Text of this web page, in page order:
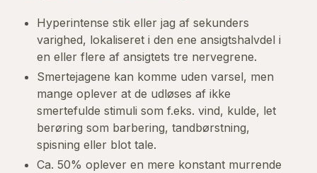
Hyperintense stik eller jag af sekunders
varighed, lokaliseret i den ene ansigtshalvdel i
en eller flere af ansigtets tre nervegrene.
Smertejagene kan komme uden varsel, men
mange oplever at de udløses af ikke
smertefulde stimuli som f.eks. vind, kulde, let
berøring som barbering, tandbørstning,
spisning eller blot tale.
Ca. 50% oplever en mere konstant murrende